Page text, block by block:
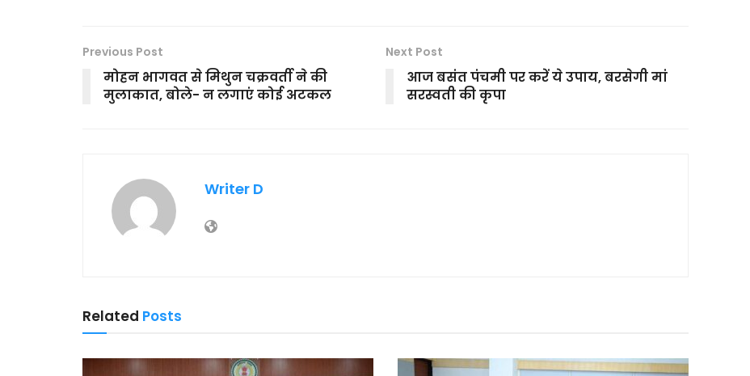
Previous Post
मोहन भागवत से मिथुन चक्रवर्ती ने की
मुलाकात, बोले- न लगाएं कोई अटकल
Next Post
आज बसंत पंचमी पर करें ये उपाय, बरसेगी मां
सरस्वती की कृपा
Writer D
Related Posts